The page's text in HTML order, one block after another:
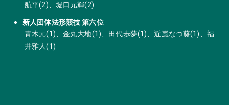
航平(2)、堀口元輝(2)
新人団体法形競技 第六位
青木元(1)、金丸大地(1)、田代歩夢(1)、近嵐なつ葵(1)、福
井雅人(1)